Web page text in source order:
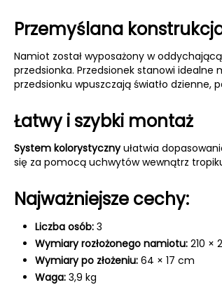
Przemyślana
Namiot został wyposażony w
przedsionka. Przedsionek stanowi
przedsionku wpuszczają światło
Łatwy i szybki montaż
System kolorystycznyułatwia
się za pomocą uchwytów wewnątrz
Najważniejsze cechy:
Liczba osób: 3
Wymiary rozłożonego namiotu: 210 ×
Wymiary po złożeniu: 64 × 17 cm
Waga: 3,9 kg